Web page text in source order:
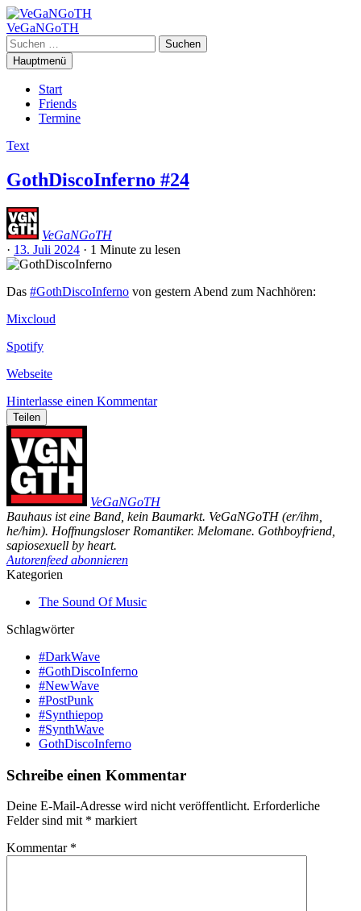
Zum
Inhalt
springen
VeGaNGoTH
Suchen
nach:
Hauptmenü
Start
Friends
Termine
Text
GothDiscoInferno #24
VeGaNGoTH
· 13. Juli 2024 · 1 Minute zu lesen
Das #GothDiscoInferno von gestern Abend zum Nachhören:
Mixcloud
Spotify
Webseite
Hinterlasse einen Kommentar
Teilen
VeGaNGoTH
Bauhaus ist eine Band, kein Baumarkt. VeGaNGoTH (er/ihm,
he/him). Hoffnungsloser Romantiker. Melomane. Gothboyfriend,
sapiosexuell by heart.
Autorenfeed abonnieren
Kategorien
The Sound Of Music
Schlagwörter
#DarkWave
#GothDiscoInferno
#NewWave
#PostPunk
#Synthiepop
#SynthWave
GothDiscoInferno
Schreibe einen Kommentar
Deine E-Mail-Adresse wird nicht veröffentlicht. Erforderliche
Felder sind mit * markiert
Kommentar *